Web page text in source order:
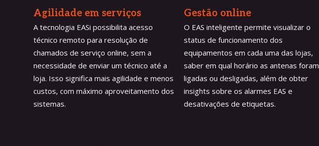
Agilidade em serviços
A tecnologia EASi possibilita acesso
técnico remoto para resolução de
chamados de serviço online, sem a
necessidade de enviar um técnico até a
loja. Isso significa mais agilidade e menos
custos, com máximo aproveitamento dos
sistemas.
Gestão online
O EAS inteligente permite visualizar o
status de funcionamento dos
equipamentos em cada uma das lojas,
saber em qual horário as antenas foram
ligadas ou desligadas, além de obter
insights sobre os alarmes EAS e
desativações de etiquetas.